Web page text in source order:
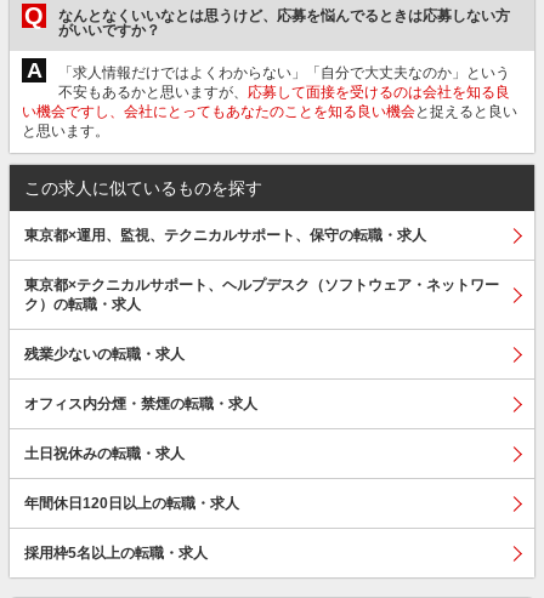
Q
なんとなくいいなとは思うけど、応募を悩んでるときは応募しない方
がいいですか？
A
「求人情報だけではよくわからない」「自分で大丈夫なのか」という
不安もあるかと思いますが、 応募して面接を受けるのは会社を知る良
い機会ですし、会社にとってもあなたのことを知る良い機会と捉えると良い
と思います。
この求人に似ているものを探す
東京都×運用、監視、テクニカルサポート、保守の転職・求人
東京都×テクニカルサポート、ヘルプデスク（ソフトウェア・ネットワー
ク）の転職・求人
残業少ないの転職・求人
オフィス内分煙・禁煙の転職・求人
土日祝休みの転職・求人
年間休日120日以上の転職・求人
採用枠5名以上の転職・求人